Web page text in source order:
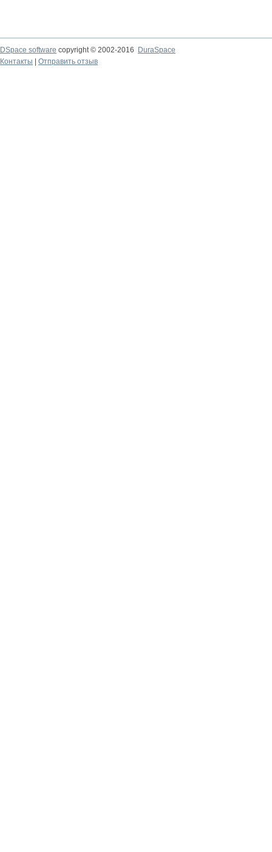
DSpace software copyright © 2002-2016
DuraSpace
Контакты
Отправить отзыв